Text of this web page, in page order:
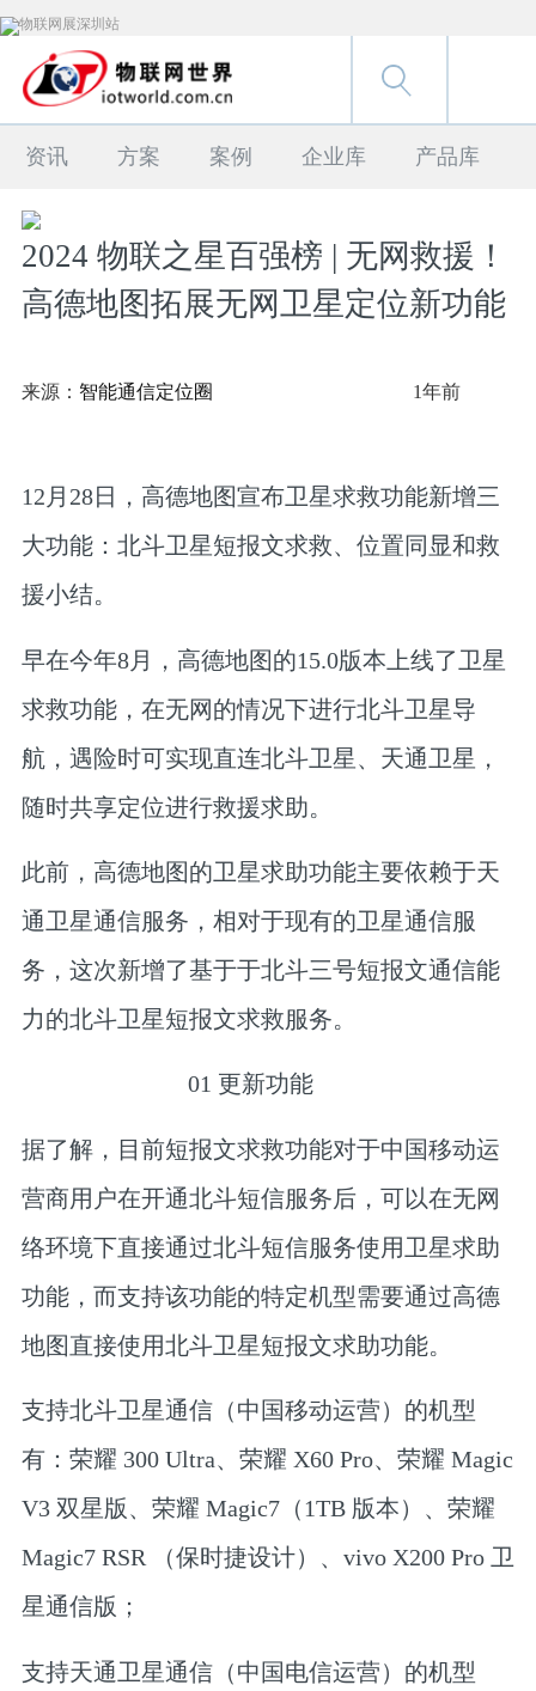
资讯 方案 案例 企业库 产品库
2024 物联之星百强榜 | 无网救援！
高德地图拓展无网卫星定位新功能
来源： 智能通信定位圈 1年前
12月28日，高德地图宣布卫星求救功能新增三
大功能：北斗卫星短报文求救、位置同显和救
援小结。
早在今年8月，高德地图的15.0版本上线了卫星
求救功能，在无网的情况下进行北斗卫星导
航，遇险时可实现直连北斗卫星、天通卫星，
随时共享定位进行救援求助。
此前，高德地图的卫星求助功能主要依赖于天
通卫星通信服务，相对于现有的卫星通信服
务，这次新增了基于于北斗三号短报文通信能
力的北斗卫星短报文求救服务。
01 更新功能
据了解，目前短报文求救功能对于中国移动运
营商用户在开通北斗短信服务后，可以在无网
络环境下直接通过北斗短信服务使用卫星求助
功能，而支持该功能的特定机型需要通过高德
地图直接使用北斗卫星短报文求助功能。
支持北斗卫星通信（中国移动运营）的机型
有：荣耀 300 Ultra、荣耀 X60 Pro、荣耀 Magic
V3 双星版、荣耀 Magic7（1TB 版本）、荣耀
Magic7 RSR （保时捷设计）、vivo X200 Pro 卫
星通信版；
支持天通卫星通信（中国电信运营）的机型